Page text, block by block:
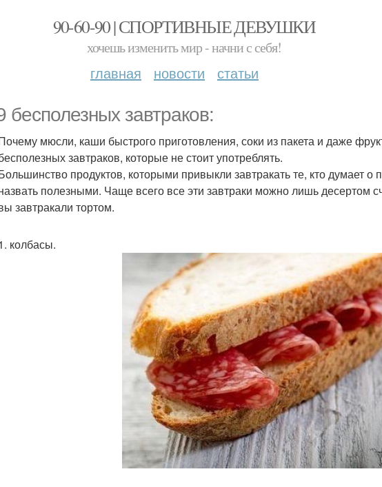
90-60-90 | СПОРТИВНЫЕ ДЕВУШКИ
хочешь изменить мир - начни с себя!
главная новости статьи
бесполезных завтраков:
мюсли, каши быстрого приготовления, соки из пакета и даже
завтраков, которые не стоит употреблять.
продуктов, которыми привыкли завтракать те, кто думает
полезными. Чаще всего все эти завтраки можно лишь десертом
завтракали тортом.
колбасы.